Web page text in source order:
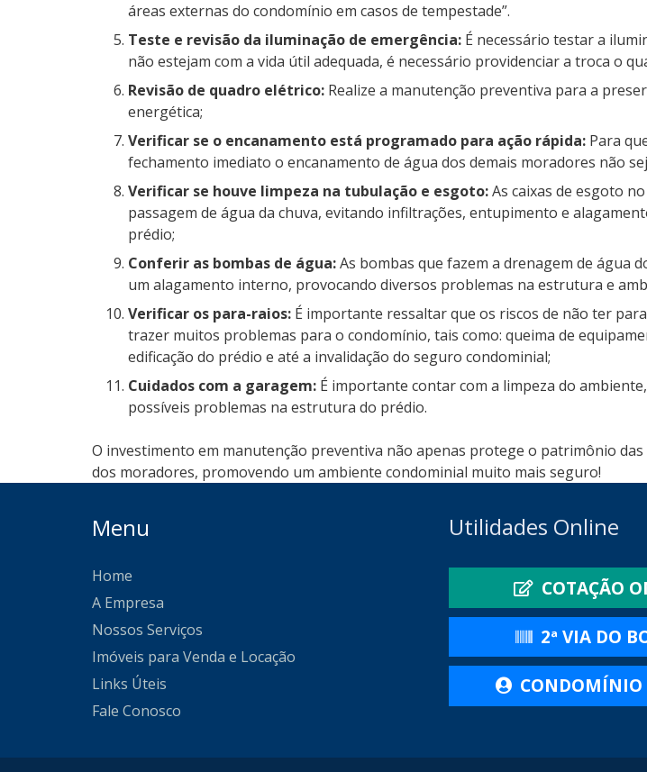
áreas externas do condomínio em casos de tempestade”.
Teste e revisão da iluminação de emergência: É necessário testar a
não estejam com a vida útil adequada, é necessário providenciar a troca o
Revisão de quadro elétrico: Realize a manutenção preventiva para a
energética;
Verificar se o encanamento está programado para ação rápida: Para
fechamento imediato o encanamento de água dos demais moradores não
Verificar se houve limpeza na tubulação e esgoto:As caixas de esgoto
passagem de água da chuva, evitando infiltrações, entupimento e
prédio;
Conferir as bombas de água:As bombas que fazem a drenagem de água
um alagamento interno, provocando diversos problemas na estrutura e
Verificar os para-raios: É importante ressaltar que os riscos de não ter
trazer muitos problemas para o condomínio, tais como: queima de
edificação do prédio e até a invalidação do seguro condominial;
Cuidados com a garagem: É importante contar com a limpeza do
possíveis problemas na estrutura do prédio.
O investimento em manutenção preventiva não apenas protege o patrimônio
dos moradores, promovendo um ambiente condominial muito mais seguro!
Menu
Home
A Empresa
Nossos Serviços
Imóveis para Venda e Locação
Links Úteis
Fale Conosco
Utilidades Online
COTAÇÃO
2ª VIA DO